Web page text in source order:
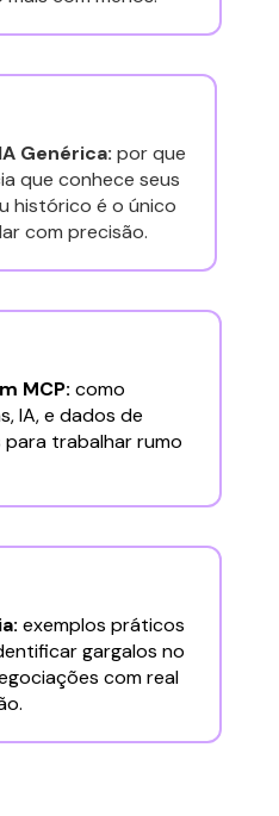
Genérica: por que
que conhece seus
histórico é o único
com precisão.
MCP: como
IA, e dados de
para trabalhar rumo
exemplos práticos
gargalos no
com real